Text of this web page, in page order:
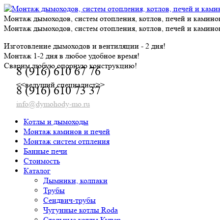
Skip
to
content
Монтаж дымоходов, систем отопления, котлов, печей и
Монтаж дымоходов, систем отопления, котлов, печей и
Изготовление дымоходов и вентиляции - 2 дня!
Монтаж 1-2 дня в любое удобное время!
Сварим любую опорную конструкцию!
8 (916) 610 67 76
<<ведущий специалист>>
8 (916) 610 73 37
info@dymohody-mo.ru
Котлы и дымоходы
Монтаж каминов и печей
Монтаж систем отпления
Банные печи
Стоимость
Каталог
Дымники, колпаки
Трубы
Сендвич-трубы
Чугунные котлы Roda